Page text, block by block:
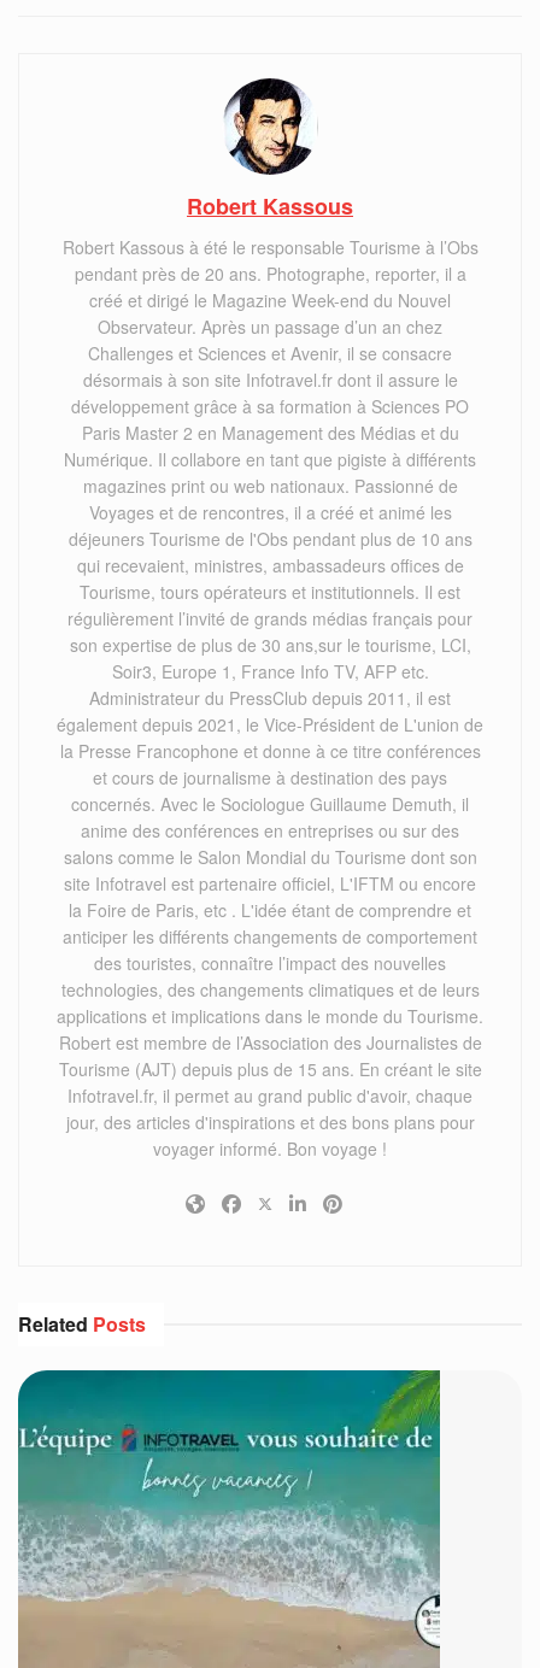
Robert Kassous
Robert Kassous à été le responsable Tourisme à l’Obs
pendant près de 20 ans. Photographe, reporter, il a
créé et dirigé le Magazine Week-end du Nouvel
Observateur. Après un passage d’un an chez
Challenges et Sciences et Avenir, il se consacre
désormais à son site Infotravel.fr dont il assure le
développement grâce à sa formation à Sciences PO
Paris Master 2 en Management des Médias et du
Numérique. Il collabore en tant que pigiste à différents
magazines print ou web nationaux. Passionné de
Voyages et de rencontres, il a créé et animé les
déjeuners Tourisme de l'Obs pendant plus de 10 ans
qui recevaient, ministres, ambassadeurs offices de
Tourisme, tours opérateurs et institutionnels. Il est
régulièrement l’invité de grands médias français pour
son expertise de plus de 30 ans,sur le tourisme, LCI,
Soir3, Europe 1, France Info TV, AFP etc.
Administrateur du PressClub depuis 2011, il est
également depuis 2021, le Vice-Président de L'union de
la Presse Francophone et donne à ce titre conférences
et cours de journalisme à destination des pays
concernés. Avec le Sociologue Guillaume Demuth, il
anime des conférences en entreprises ou sur des
salons comme le Salon Mondial du Tourisme dont son
site Infotravel est partenaire officiel, L'IFTM ou encore
la Foire de Paris, etc . L'idée étant de comprendre et
anticiper les différents changements de comportement
des touristes, connaître l’impact des nouvelles
technologies, des changements climatiques et de leurs
applications et implications dans le monde du Tourisme.
Robert est membre de l’Association des Journalistes de
Tourisme (AJT) depuis plus de 15 ans. En créant le site
Infotravel.fr, il permet au grand public d'avoir, chaque
jour, des articles d'inspirations et des bons plans pour
voyager informé. Bon voyage !
Related Posts